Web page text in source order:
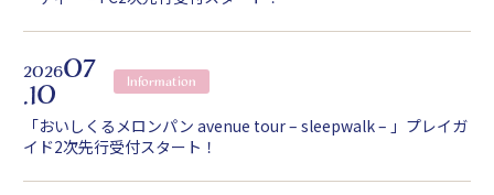
202607
.10
Information
「おいしくるメロンパン avenue tour – sleepwalk – 」プレイガ
イド2次先行受付スタート！